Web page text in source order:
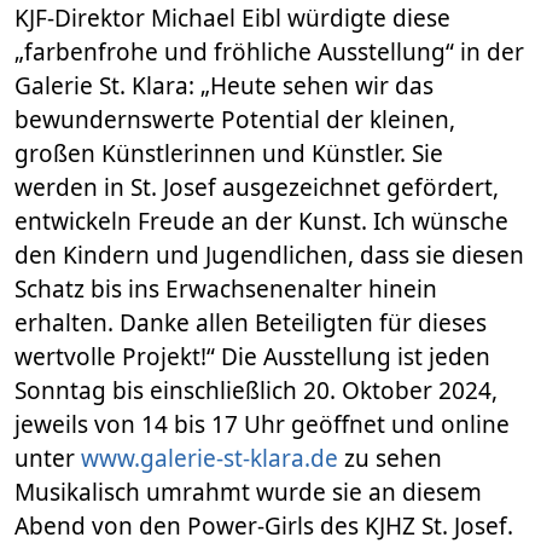
KJF-Direktor Michael Eibl würdigte diese
„farbenfrohe und fröhliche Ausstellung“ in der
Galerie St. Klara: „Heute sehen wir das
bewundernswerte Potential der kleinen,
großen Künstlerinnen und Künstler. Sie
werden in St. Josef ausgezeichnet gefördert,
entwickeln Freude an der Kunst. Ich wünsche
den Kindern und Jugendlichen, dass sie diesen
Schatz bis ins Erwachsenenalter hinein
erhalten. Danke allen Beteiligten für dieses
wertvolle Projekt!“ Die Ausstellung ist jeden
Sonntag bis einschließlich 20. Oktober 2024,
jeweils von 14 bis 17 Uhr geöffnet und online
unterwww.galerie-st-klara.de zu sehen
Musikalisch umrahmt wurde sie an diesem
Abend von den Power-Girls des KJHZ St. Josef.